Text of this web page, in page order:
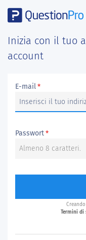
Inizia con il tuo
account
E-mail*
Passwort*
Termini di